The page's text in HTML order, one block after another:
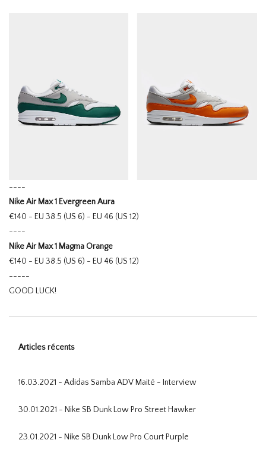
----
Nike Air Max 1 Evergreen Aura
€140 - EU 38.5 (US 6) - EU 46 (US 12)
----
Nike Air Max 1 Magma Orange
€140 - EU 38.5 (US 6) - EU 46 (US 12)
-----
GOOD LUCK!
Articles récents
16.03.2021 - Adidas Samba ADV Maité - Interview
30.01.2021 - Nike SB Dunk Low Pro Street Hawker
23.01.2021 - Nike SB Dunk Low Pro Court Purple